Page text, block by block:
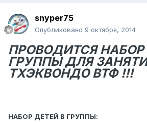
snyper75
Опубликовано 9 октября, 2014
ПРОВОДИТСЯ НАБОР
ГРУППЫ ДЛЯ
ТХЭКВОНДО ВТФ !!!
НАБОР ДЕТЕЙ В ГРУППЫ: